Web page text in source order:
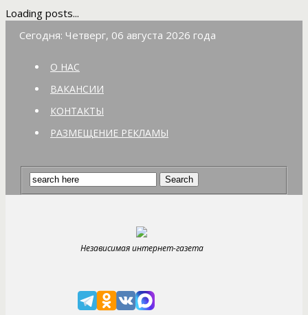
Loading posts...
Сегодня: Четверг, 06 августа 2026 года
О НАС
ВАКАНСИИ
КОНТАКТЫ
РАЗМЕЩЕНИЕ РЕКЛАМЫ
Независимая интернет-газета